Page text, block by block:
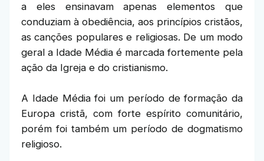
a eles ensinavam apenas elementos que
conduziam à obediência, aos princípios cristãos,
as canções populares e religiosas. De um modo
geral a Idade Média é marcada fortemente pela
ação da Igreja e do cristianismo.
A Idade Média foi um período de formação da
Europa cristã, com forte espírito comunitário,
porém foi também um período de dogmatismo
religioso.